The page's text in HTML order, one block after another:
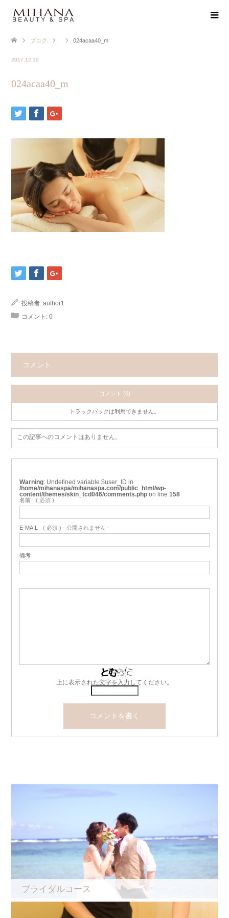
ブログ 024acaa40_m
2017.12.19
024acaa40_m
投稿者: author1
コメント: 0
コメント
コメント (0)
トラックバックは利用できません。
この記事へのコメントはありません。
Warning : Undefined variable $user_ID in
/home/mihanaspa/mihanaspa.com/public_html/wp-
content/themes/skin_tcd046/comments.php on line 158
名前 ( 必須 )
E-MAIL ( 必須 ) - 公開されません -
備考
上に表示された文字を入力してください。
ブライダルコース